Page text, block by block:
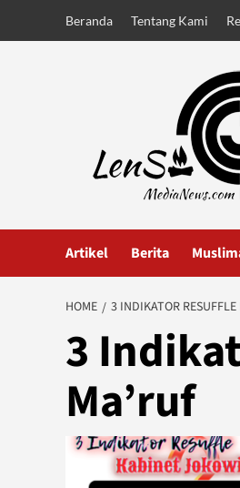
Beranda Tentang Kami
Artikel Berita
HOME 3 INDIKATOR
3
Ma’ruf